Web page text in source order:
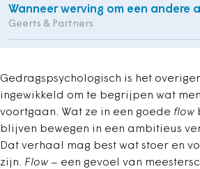
Wanneer werving om een andere
Geerts & Partners
Gedragspsychologisch is het
ingewikkeld om te begrijpen wat
voortgaan. Wat ze in een goede flow
blijven bewegen in een ambitieus
Dat verhaal mag best wat stoer en
zijn. Flow– een gevoel van